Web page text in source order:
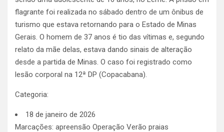
flagrante foi realizada no sábado dentro de um ônibus de
turismo que estava retornando para o Estado de Minas
Gerais. O homem de 37 anos é tio das vítimas e, segundo
relato da mãe delas, estava dando sinais de alteração
desde a partida de Minas. O caso foi registrado como
lesão corporal na 12ª DP (Copacabana).
Categoria:
18 de janeiro de 2026
Marcações: apreensão Operação Verão praias